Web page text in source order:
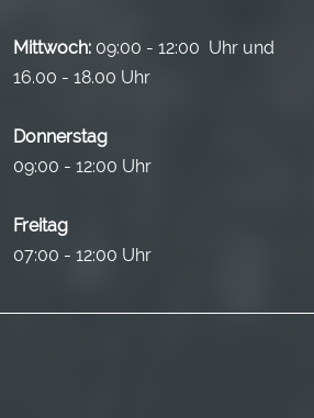
Mittwoch: 09:00 - 12:00 Uhr und
16.00 - 18.00 Uhr
Donnerstag
09:00 - 12:00 Uhr
Freitag
07:00 - 12:00 Uhr